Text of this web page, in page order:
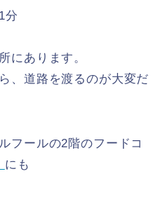
分
にあります。
、道路を渡るのが大変だ
フールの2階のフードコ
にも